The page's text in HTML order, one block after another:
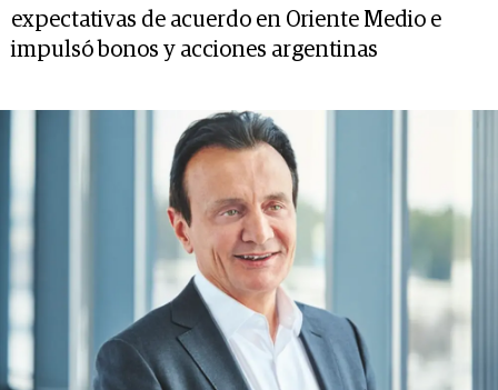
expectativas de acuerdo en Oriente Medio e
impulsó bonos y acciones argentinas